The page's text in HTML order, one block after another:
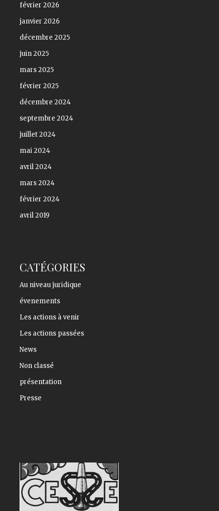
février 2026
janvier 2026
décembre 2025
juin 2025
mars 2025
février 2025
décembre 2024
septembre 2024
juillet 2024
mai 2024
avril 2024
mars 2024
février 2024
avril 2019
CATÉGORIES
Au niveau juridique
évenements
Les actions à venir
Les actions passées
News
Non classé
présentation
Presse